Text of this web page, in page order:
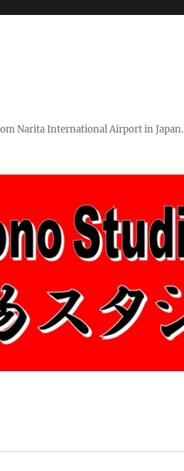
Narita International Airport in Japan.